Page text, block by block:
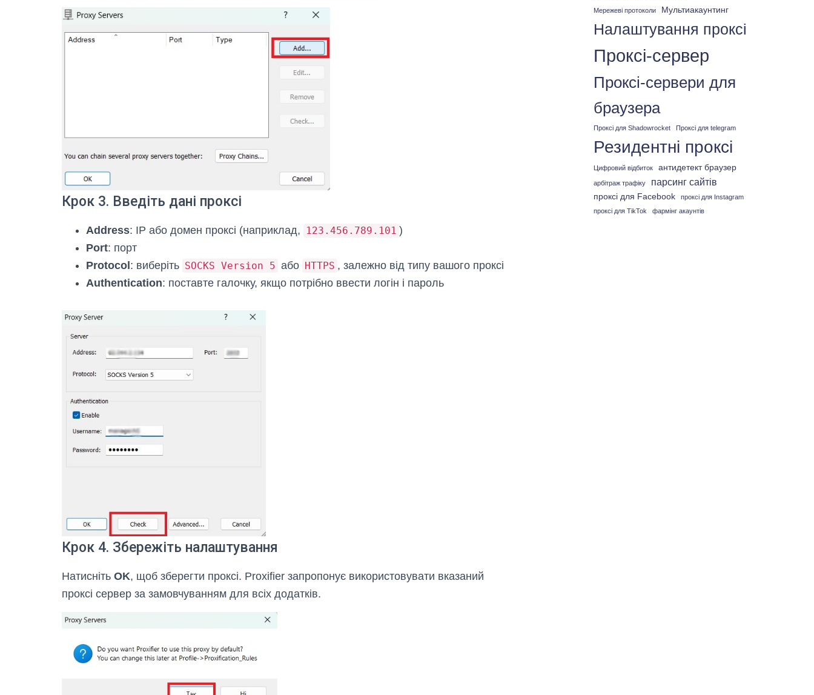
Крок 3. Введіть дані проксі
Address: IP або домен проксі (наприклад, 123.456.789.101 )
Port: порт
Protocol: виберіть SOCKS Version 5 або HTTPS , залежно від типу вашого проксі
Authentication: поставте галочку, якщо потрібно ввести логін і пароль
Крок 4. Збережіть налаштування
Натисніть OK, щоб зберегти проксі. Proxifier запропонує використовувати вказаний
проксі сервер за замовчуванням для всіх додатків.
Мережеві протоколи Мультиакаунтинг
Налаштування проксі
Проксі-сервер
Проксі-сервери для
браузера
Проксі для Shadowrocket Проксі для telegram
Резидентні проксі
Цифровий відбиток антидетект браузер
арбітраж трафіку парсинг сайтів
проксі для Facebook
проксі для Instagram
проксі для TikTok
фармінг акаунтів